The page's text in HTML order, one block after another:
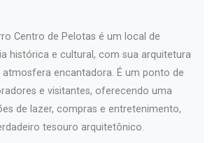
Centro de Pelotas é um local de
histórica e cultural, com sua arquitetura
atmosfera encantadora. É um ponto de
e visitantes, oferecendo uma
de lazer, compras e entretenimento,
tesouro arquitetônico.